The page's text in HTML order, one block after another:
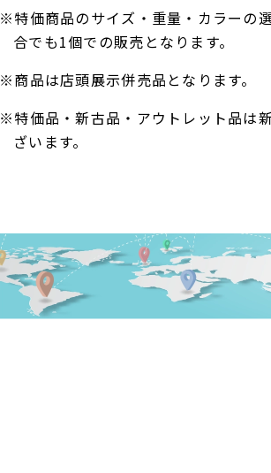
※特価商品のサイズ・重量・カラーの
合でも1個での販売となります。
※商品は店頭展示併売品となります。
※特価品・新古品・アウトレット品は
ざいます。